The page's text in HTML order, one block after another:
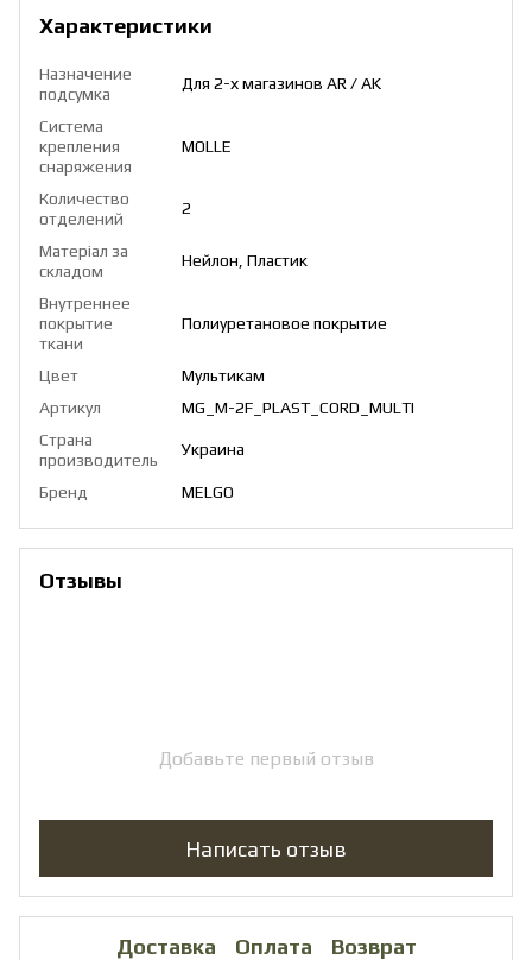
Характеристики
Назначение
подсумка
Для 2-х магазинов AR / AK
Система
крепления
снаряжения
MOLLE
Количество
отделений
2
Матеріал за
складом
Нейлон, Пластик
Внутреннее
покрытие
ткани
Полиуретановое покрытие
Цвет
Мультикам
Артикул
MG_M-2F_PLAST_CORD_MULTI
Страна
производитель
Украина
Бренд MELGO
Отзывы
Добавьте первый отзыв
Написать отзыв
Доставка Оплата Возврат